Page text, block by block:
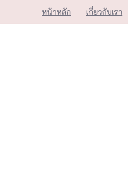
to
หน้าหลัก เกี่ยวกับเรา